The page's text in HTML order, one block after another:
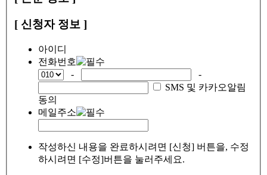
[ 신청자 정보 ]
아이디
전화번호
-
-
SMS 및 카카오알림
동의
메일주소
작성하신 내용을 완료하시려면 [신청] 버튼을, 수정
하시려면 [수정]버튼을 눌러주세요.